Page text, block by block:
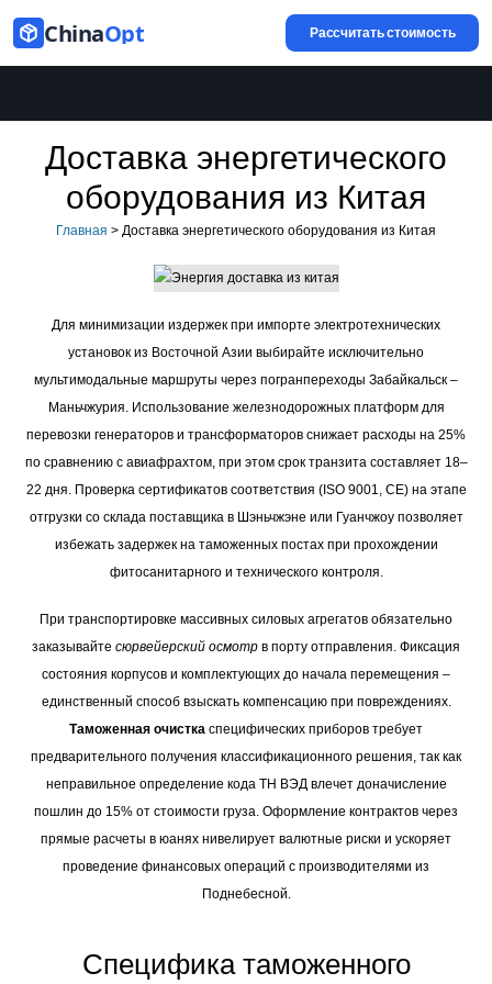
ChinaOpt Рассчитать стоимость
Доставка энергетического
оборудования из Китая
Главная > Доставка энергетического оборудования из Китая
Для минимизации издержек при импорте электротехнических
установок из Восточной Азии выбирайте исключительно
мультимодальные маршруты через погранпереходы Забайкальск –
Маньчжурия. Использование железнодорожных платформ для
перевозки генераторов и трансформаторов снижает расходы на 25%
по сравнению с авиафрахтом, при этом срок транзита составляет 18–
22 дня. Проверка сертификатов соответствия (ISO 9001, CE) на этапе
отгрузки со склада поставщика в Шэньчжэне или Гуанчжоу позволяет
избежать задержек на таможенных постах при прохождении
фитосанитарного и технического контроля.
При транспортировке массивных силовых агрегатов обязательно
заказывайте сюрвейерский осмотр в порту отправления. Фиксация
состояния корпусов и комплектующих до начала перемещения –
единственный способ взыскать компенсацию при повреждениях.
Таможенная очистка специфических приборов требует
предварительного получения классификационного решения, так как
неправильное определение кода ТН ВЭД влечет доначисление
пошлин до 15% от стоимости груза. Оформление контрактов через
прямые расчеты в юанях нивелирует валютные риски и ускоряет
проведение финансовых операций с производителями из
Поднебесной.
Специфика таможенного